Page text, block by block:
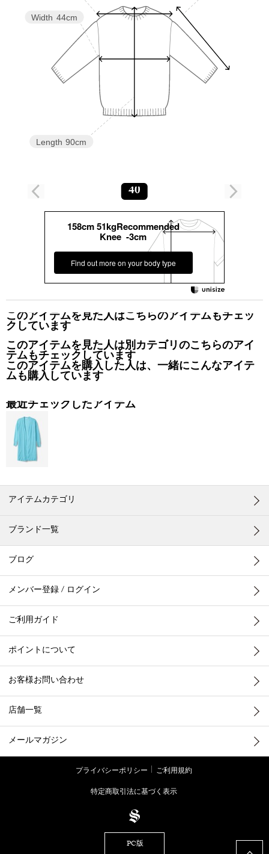
Length 90cm
Width 44cm
40
158cm 51kgRecommended
Knee -3cm
Find out more on your body type
このアイテムを見た人はこちらのアイテムもチェッ
クしています
このアイテムを見た人は別カテゴリのこちらのアイ
テムもチェックしています
このアイテムを購入した人は、一緒にこんなアイテ
ムも購入しています
最近チェックしたアイテム
アイテムカテゴリ
ブランド一覧
ブログ
メンバー登録 / ログイン
ご利用ガイド
ポイントについて
お客様お問い合わせ
店舗一覧
メールマガジン
プライバシーポリシー
ご利用規約
特定商取引法に基づく表示
PC版